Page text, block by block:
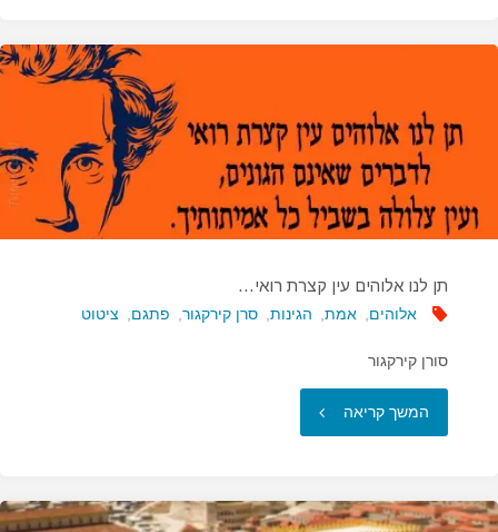
להצניע
תן לנו אלוהים עין קצרת רואי…
אלוהים אמת הגינות סרן קירקגור, פתגם ציטוט
סורן קירקגור
המשך קריאה "תן
אלוהים